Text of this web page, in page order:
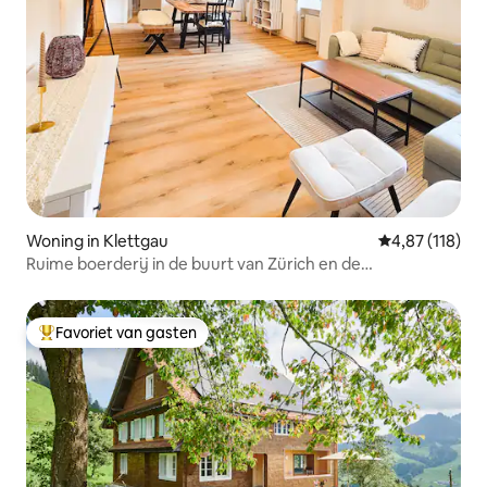
Woning in Klettgau Gemiddelde
4,87 (118)
Ruime boerderij in de buurt van Zürich en de
Topfavoriet van gasten
Favoriet van gasten